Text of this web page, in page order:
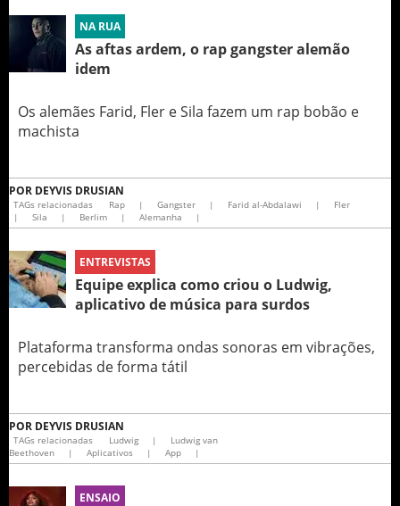
NA RUA
As aftas ardem, o rap gangster alemão
idem
Os alemães Farid, Fler e Sila fazem um rap bobão e
machista
POR DEYVIS DRUSIAN
TAGs relacionadas Rap | Gangster | Farid al-Abdalawi |
Fler
|
Sila | Berlim | Alemanha |
ENTREVISTAS
Equipe explica como criou o Ludwig‏,
aplicativo de música para surdos
Plataforma transforma ondas sonoras em vibrações,
percebidas de forma tátil
POR DEYVIS DRUSIAN
TAGs relacionadas Ludwig |
Ludwig van
Beethoven
| Aplicativos | App |
ENSAIO